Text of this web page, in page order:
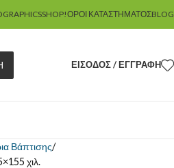
ΌΡΟΙ ΚΑΤΑΣΤΉΜΑΤΟΣBLOG
ΕΊΣΟΔΟΣ / ΕΓΓΡΑΦΉ
Βάπτισης
χιλ.